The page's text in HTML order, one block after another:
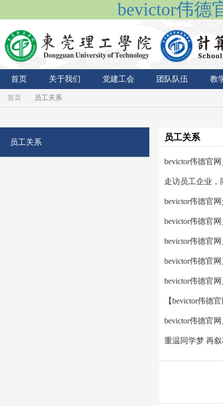
bevictor伟德
首页 关于我们 党建工会 团队队伍 教
首页 员工关系
员工关系 员工关系
bevictor伟德官
走访员工企业，
bevictor伟德官
​bevictor伟德官
​bevictor伟德官
bevictor伟德官
bevictor伟德官
【bevictor伟德
bevictor伟德官
重温同学梦 再